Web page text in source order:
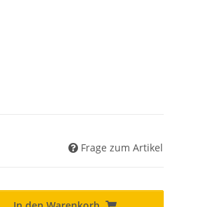
Frage zum Artikel